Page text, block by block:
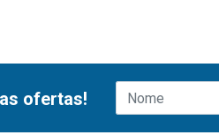
ofertas!